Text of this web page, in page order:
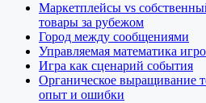
Маркетплейсы vs
товары за рубежом
Город между сообщениями
Управляемая математика
Игра как сценарий события
Органическое выращивание
опыт и ошибки